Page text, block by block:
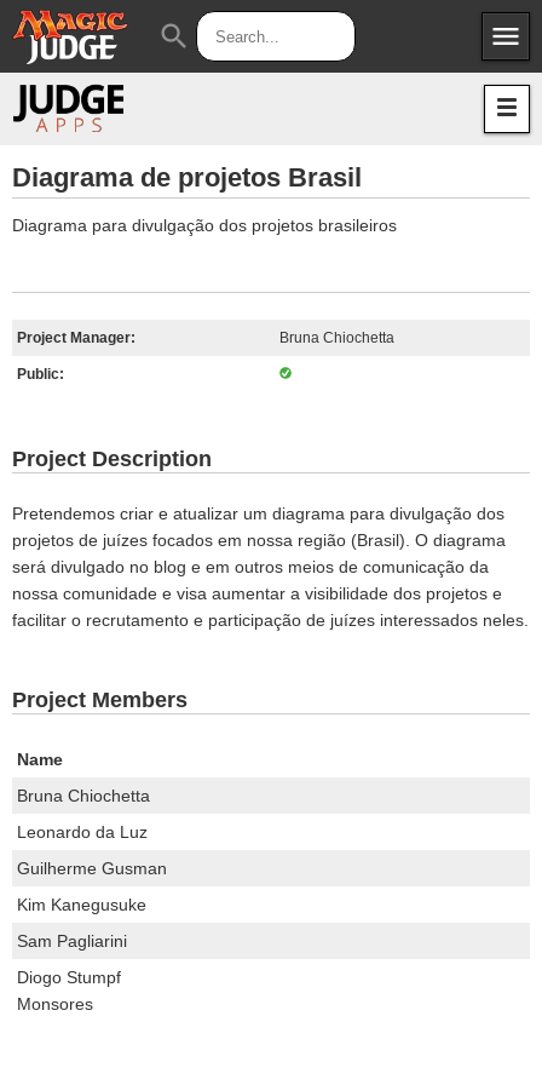
menu
Apps
Judges
JAR
search
Diagrama de projetos Brasil
Diagrama para divulgação dos projetos brasileiros
Project Manager: Bruna Chiochetta
Public:
Project Description
Pretendemos criar e atualizar um diagrama para divulgação dos
projetos de juízes focados em nossa região (Brasil). O diagrama
será divulgado no blog e em outros meios de comunicação da
nossa comunidade e visa aumentar a visibilidade dos projetos e
facilitar o recrutamento e participação de juízes interessados neles.
Project Members
Name
Bruna Chiochetta
Leonardo da Luz
Guilherme Gusman
Kim Kanegusuke
Sam Pagliarini
Diogo Stumpf
Monsores